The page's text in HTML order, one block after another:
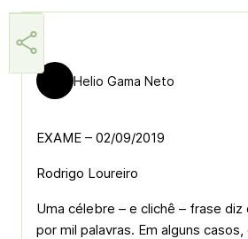
Helio Gama Neto
EXAME – 02/09/2019
Rodrigo Loureiro
Uma célebre – e clichê – frase
por mil palavras. Em alguns